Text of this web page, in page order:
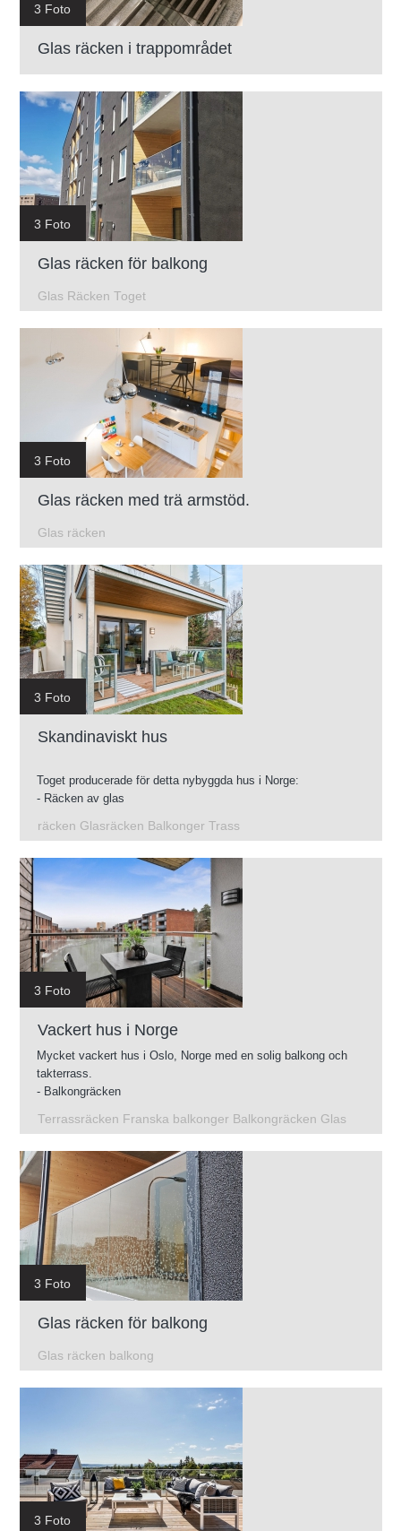
3 Foto
Glas räcken i trappområdet
3 Foto
Glas räcken för balkong
Glas Räcken Toget
3 Foto
Glas räcken med trä armstöd.
Glas räcken
3 Foto
Skandinaviskt hus
Toget producerade för detta nybyggda hus i Norge:
- Räcken av glas
- Mellanliggande trappor
räcken Glasräcken Balkonger Trass
3 Foto
Vackert hus i Norge
Mycket vackert hus i Oslo, Norge med en solig balkong och
takterrass.
- Balkongräcken
- Franska balkonger
Terrassräcken Franska balkonger Balkongräcken Glas
3 Foto
Glas räcken för balkong
Glas räcken balkong
3 Foto